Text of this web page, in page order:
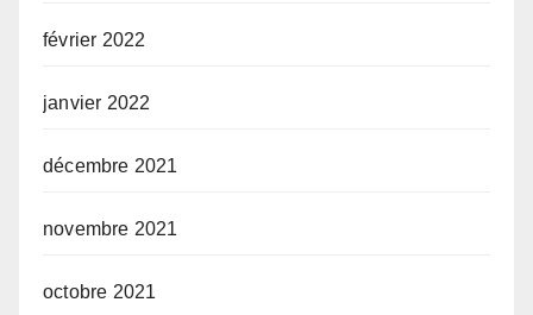
février 2022
janvier 2022
décembre 2021
novembre 2021
octobre 2021